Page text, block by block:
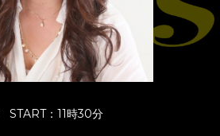
START：11時30分